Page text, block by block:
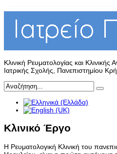
Κλινική Ρευματολογίας και Κλινικής
Ιατρικής Σχολής, Πανεπιστημίου
Κλινικό Έργο
Η Ρευματολογική Κλινική του